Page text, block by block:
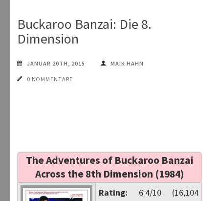
Buckaroo Banzai: Die 8.
Dimension
JANUAR 20TH, 2015 MAIK HAHN
0 KOMMENTARE
The Adventures of Buckaroo Banzai
Across the 8th Dimension (1984)
Rating: 6.4/10 (16,104